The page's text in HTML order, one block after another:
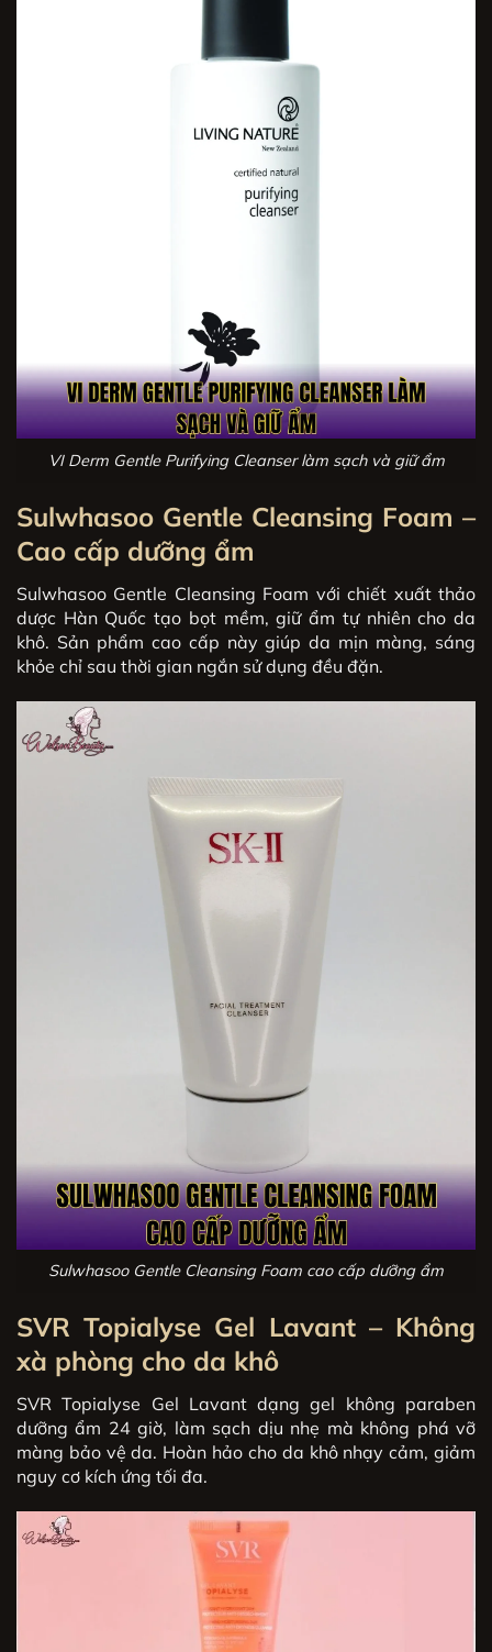
VI Derm Gentle Purifying Cleanser làm sạch và giữ ẩm
Sulwhasoo Gentle Cleansing Foam –
Cao cấp dưỡng ẩm
Sulwhasoo Gentle Cleansing Foam với chiết xuất thảo
dược Hàn Quốc tạo bọt mềm, giữ ẩm tự nhiên cho da
khô. Sản phẩm cao cấp này giúp da mịn màng, sáng
khỏe chỉ sau thời gian ngắn sử dụng đều đặn.
Sulwhasoo Gentle Cleansing Foam cao cấp dưỡng ẩm
SVR Topialyse Gel Lavant – Không
xà phòng cho da khô
SVR Topialyse Gel Lavant dạng gel không paraben
dưỡng ẩm 24 giờ, làm sạch dịu nhẹ mà không phá vỡ
màng bảo vệ da. Hoàn hảo cho da khô nhạy cảm, giảm
nguy cơ kích ứng tối đa.